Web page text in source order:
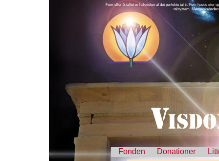
Fem eller 5-tallet er halvdelen af det perfekte tal ti. Fem havde stor
talsystem.
Fonden Donationer